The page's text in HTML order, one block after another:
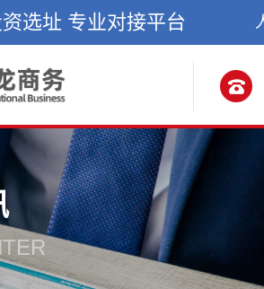
选址 专业对接平台